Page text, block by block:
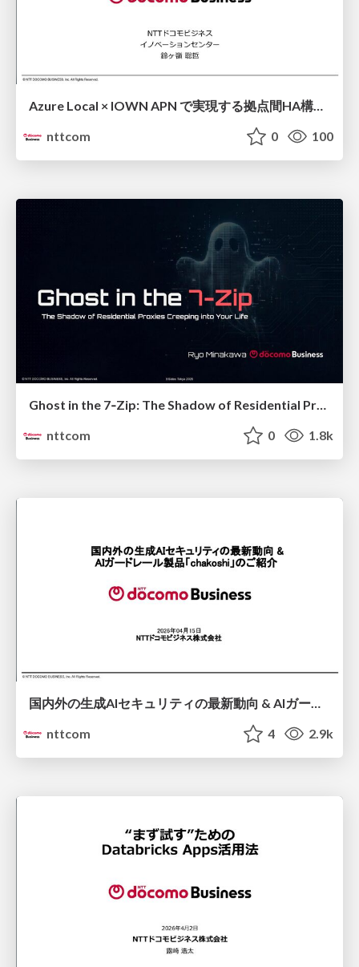
Azure Local × IOWN APN で実現する拠点間HA構成 ソブリンAI時代に求められるState管理・運用継続性・データ主権 / Cross-site HA Architecture Powered by Azure Local × IOWN APN ~ State Management, Operational Continuity, and Data Sovereignty for the Sovereign AI Era ~
nttcom
0 100
nttcom
0 1.8k
国内外の生成AIセキュリティの最新動向 & AIガードレール製品「chakoshi」のご紹介 / Latest Trends in Generative AI Security (Domestic & International) & Introduction to AI Guardrail Product "chakoshi"
nttcom
4 2.9k